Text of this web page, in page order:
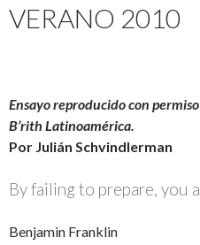
VERANO 2010
Ensayo reproducido con permiso
B’rith Latinoamérica.
Por Julián Schvindlerman
By failing to prepare, you
Benjamin Franklin